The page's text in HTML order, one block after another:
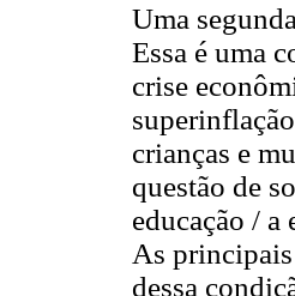
Uma
Essa é uma
crise
crianças e
questão de
educação / a
As
dessa